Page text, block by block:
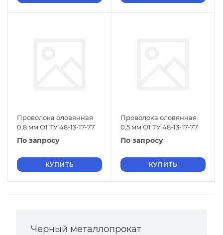
Проволока оловянная
0,8 мм О1 ТУ 48-13-17-77
По запросу
КУПИТЬ
Проволока оловянная
0,5 мм О1 ТУ 48-13-17-77
По запросу
КУПИТЬ
Черный металлопрокат